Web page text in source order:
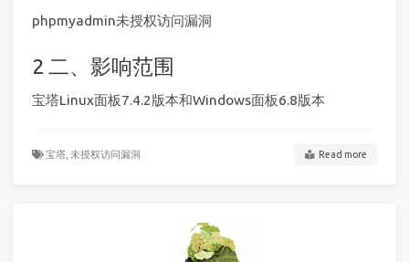
phpmyadmin未授权访问漏洞
二、影响范围
宝塔Linux面板7.4.2版本和Windows面板6.8版本
宝塔, 未授权访问漏洞 Read more